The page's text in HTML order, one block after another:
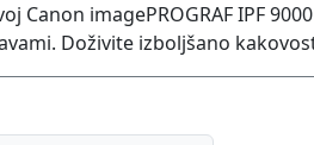
Canon imagePROGRAF IPF
Doživite izboljšano